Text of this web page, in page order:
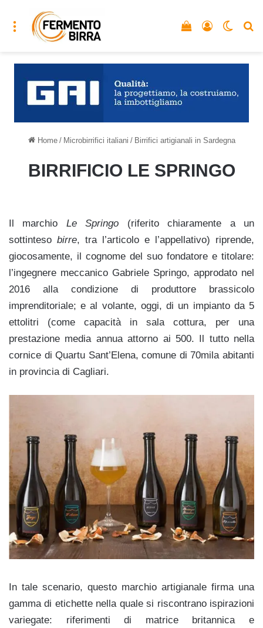
Menu Accedi
Vedi il carrello
Home / Microbirrifici italiani / Birrifici artigianali in Sardegna
BIRRIFICIO LE SPRINGO
Il marchio Le Springo (riferito chiaramente a un
sottinteso birre, tra l’articolo e l’appellativo) riprende,
giocosamente, il cognome del suo fondatore e titolare:
l’ingegnere meccanico Gabriele Springo, approdato nel
2016 alla condizione di produttore brassicolo
imprenditoriale; e al volante, oggi, di un impianto da 5
ettolitri (come capacità in sala cottura, per una
prestazione media annua attorno ai 500. Il tutto nella
cornice di Quartu Sant’Elena, comune di 70mila abitanti
in provincia di Cagliari.
In tale scenario, questo marchio artigianale firma una
gamma di etichette nella quale si riscontrano ispirazioni
variegate: riferimenti di matrice britannica e